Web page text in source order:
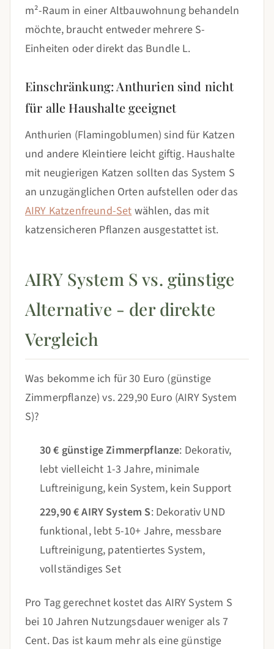
m²-Raum in einer Altbauwohnung behandeln
möchte, braucht entweder mehrere S-
Einheiten oder direkt das Bundle L.
Einschränkung: Anthurien sind nicht
für alle Haushalte geeignet
Anthurien (Flamingoblumen) sind für Katzen
und andere Kleintiere leicht giftig. Haushalte
mit neugierigen Katzen sollten das System S
an unzugänglichen Orten aufstellen oder das
AIRY Katzenfreund-Setwählen, das mit
katzensicheren Pflanzen ausgestattet ist.
AIRY System S vs. günstige
Alternative - der direkte
Vergleich
Was bekomme ich für 30 Euro (günstige
Zimmerpflanze) vs. 229,90 Euro (AIRY System
S)?
30 € günstige Zimmerpflanze: Dekorativ,
lebt vielleicht 1-3 Jahre, minimale
Luftreinigung, kein System, kein Support
229,90 € AIRY System S: Dekorativ UND
funktional, lebt 5-10+ Jahre, messbare
Luftreinigung, patentiertes System,
vollständiges Set
Pro Tag gerechnet kostet das AIRY System S
bei 10 Jahren Nutzungsdauer weniger als 7
Cent. Das ist kaum mehr als eine günstige